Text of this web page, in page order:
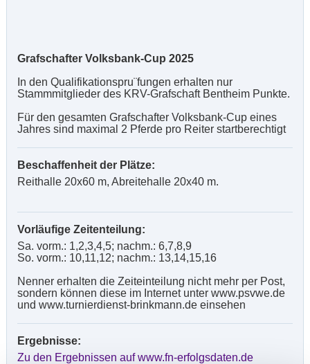
Grafschafter Volksbank-Cup 2025
In den Qualifikationspru¨fungen erhalten nur
Stammmitglieder des KRV-Grafschaft Bentheim Punkte.
Für den gesamten Grafschafter Volksbank-Cup eines
Jahres sind maximal 2 Pferde pro Reiter startberechtigt
Beschaffenheit der Plätze:
Reithalle 20x60 m, Abreitehalle 20x40 m.
Vorläufige Zeitenteilung:
Sa. vorm.: 1,2,3,4,5; nachm.: 6,7,8,9
So. vorm.: 10,11,12; nachm.: 13,14,15,16
Nenner erhalten die Zeiteinteilung nicht mehr per Post,
sondern können diese im Internet unter www.psvwe.de
und www.turnierdienst-brinkmann.de einsehen
Ergebnisse:
Zu den Ergebnissen auf www.fn-erfolgsdaten.de